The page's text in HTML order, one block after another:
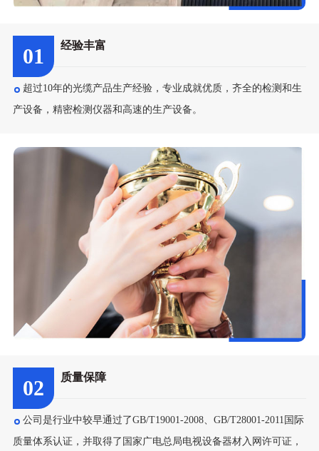
01 经验丰富
超过10年的光缆产品生产经验，专业成就优质，齐全的检测和生
产设备，精密检测仪器和高速的生产设备。
02 质量保障
公司是行业中较早通过了GB/T19001-2008、GB/T28001-2011国际
质量体系认证，并取得了国家广电总局电视设备器材入网许可证，